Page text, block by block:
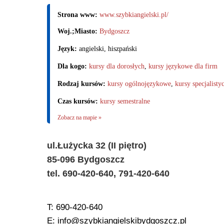
Strona www: www.szybkiangielski.pl/
Woj.;Miasto: Bydgoszcz
Język: angielski, hiszpański
Dla kogo: kursy dla dorosłych kursy językowe dla firm
Rodzaj kursów: kursy ogólnojęzykowe kursy
Czas kursów: kursy semestralne
Zobacz na mapie »
ul.Łużycka 32 (II piętro)
85-096 Bydgoszcz
tel. 690-420-640, 791-420-640
T: 690-420-640
E: info@szybkiangielskibydgoszcz.pl